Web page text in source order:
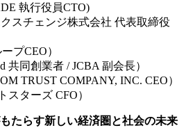
執行役員CTO)
スチェンジ株式会社 代表取締役
プCEO）
共同創業者 / JCBA 副会長）
TRUST COMPANY, INC. CEO）
スターズ CFO）
たらす新しい経済圏と社会の未来